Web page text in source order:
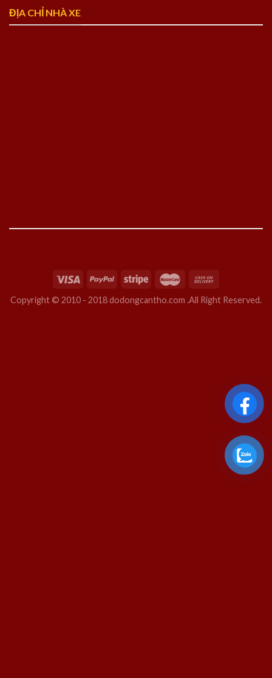
ĐỊA CHỈ NHÀ XE
Copyright © 2010 - 2018 dodongcantho.com .All Right Reserved.